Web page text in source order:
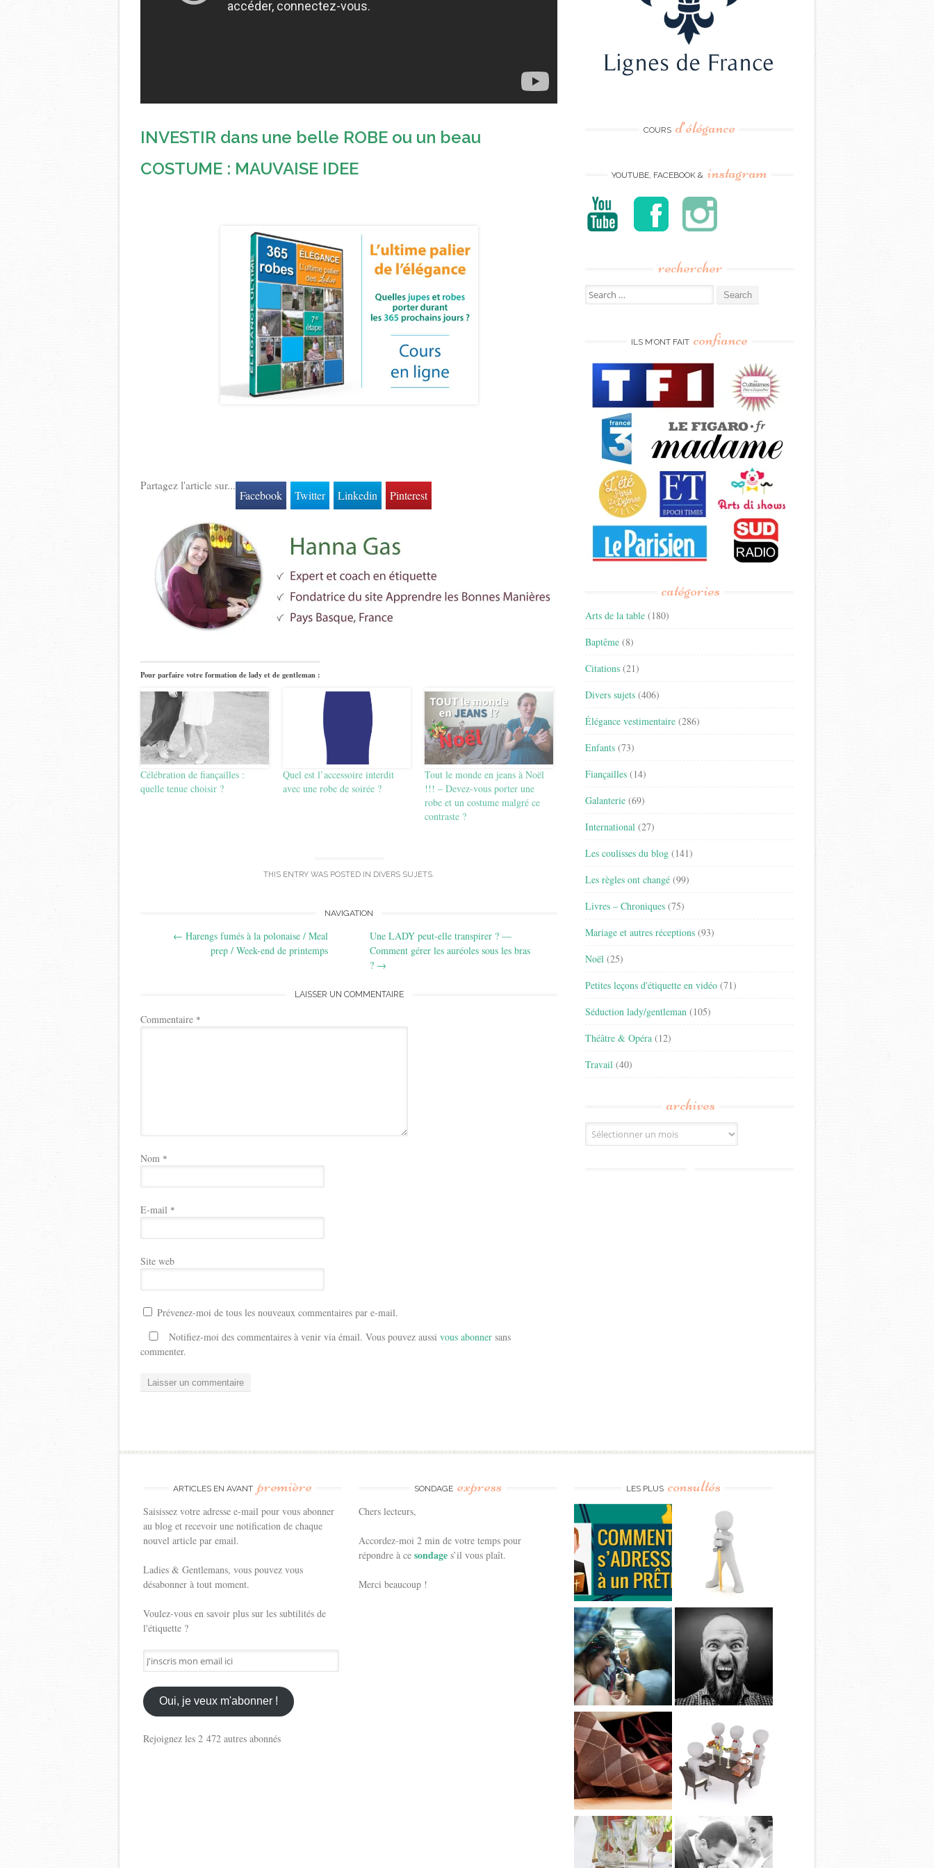
INVESTIR dans une belle ROBE ou un beau
COSTUME : MAUVAISE IDEE
Partagez l'article sur...
Facebook Twitter Linkedin Pinterest
Pour parfaire votre formation de lady et de gentleman :
Célébration de fiançailles :
quelle tenue choisir ?
Quel est l’accessoire interdit
avec une robe de soirée ?
Tout le monde en jeans à Noël
!!! – Devez-vous porter une
robe et un costume malgré ce
contraste ?
THIS ENTRY WAS POSTED IN DIVERS SUJETS.
navigation
NAVIGATION
← Harengs fumés à la polonaise / Meal
prep / Week-end de printemps
Une LADY peut-elle transpirer ? —
Comment gérer les auréoles sous les bras
? →
LAISSER UN COMMENTAIRE
Commentaire *
Nom *
E-mail *
Site web
Prévenez-moi de tous les nouveaux commentaires par e-mail.
Notifiez-moi des commentaires à venir via émail. Vous pouvez aussi vous abonner sans
commenter.
COURS d’élégance
YOUTUBE, FACEBOOK & instagram
rechercher
Search
for:
ILS M’ONT FAIT confiance
catégories
Arts de la table (180)
Baptême (8)
Citations (21)
Divers sujets (406)
Élégance vestimentaire (286)
Enfants (73)
Fiançailles (14)
Galanterie (69)
International (27)
Les coulisses du blog (141)
Les règles ont changé (99)
Livres – Chroniques (75)
Mariage et autres réceptions (93)
Noël (25)
Petites leçons d'étiquette en vidéo (71)
Séduction lady/gentleman (105)
Théâtre & Opéra (12)
Travail (40)
archives
Archives
ARTICLES EN AVANT première
Saisissez votre adresse e-mail pour vous abonner
au blog et recevoir une notification de chaque
nouvel article par email.
Ladies & Gentlemans, vous pouvez vous
désabonner à tout moment.
Voulez-vous en savoir plus sur les subtilités de
l'étiquette ?
J'inscris
mon
email
ici
Oui, je veux m'abonner !
Rejoignez les 2 472 autres abonnés
SONDAGE express
Chers lecteurs,
Accordez-moi 2 min de votre temps pour
répondre à cesondages’il vous plaît.
Merci beaucoup !
LES PLUS consultés